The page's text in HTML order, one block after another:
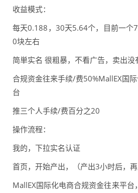
收益模式：
每天0.188，30天5.64个，目前一个
0块左右
简単实名 很粗暴，不看广告，卖出没
合规资金往来手续/费50%MallEX国
台
推三个人手续/费百分之20
操作流程：
我的，下拉实名认证
首页，开始产出，（产出3小时后，再
MallEX国际化电商合规资金往来平台